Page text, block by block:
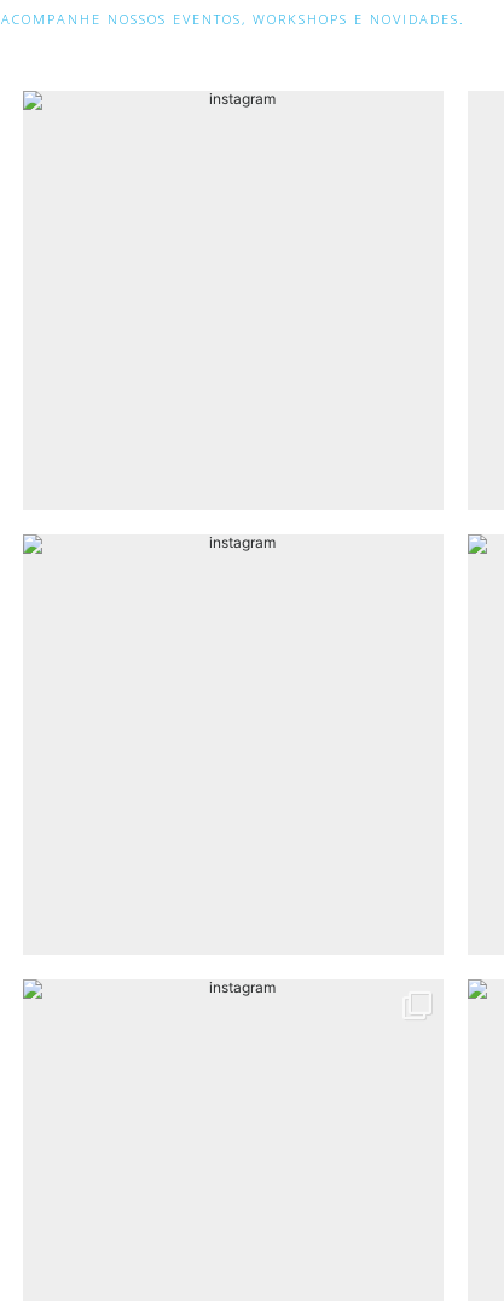
ACOMPANHE NOSSOS EVENTOS, WORKSHOPS E NOVIDADES.